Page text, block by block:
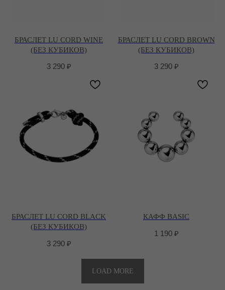
БРАСЛЕТ LU CORD WINE
(БЕЗ КУБИКОВ)
3 290 ₽
БРАСЛЕТ LU CORD BROWN
(БЕЗ КУБИКОВ)
3 290 ₽
БРАСЛЕТ LU CORD BLACK
(БЕЗ КУБИКОВ)
3 290 ₽
КАФФ BASIC
1 190 ₽
LOAD MORE